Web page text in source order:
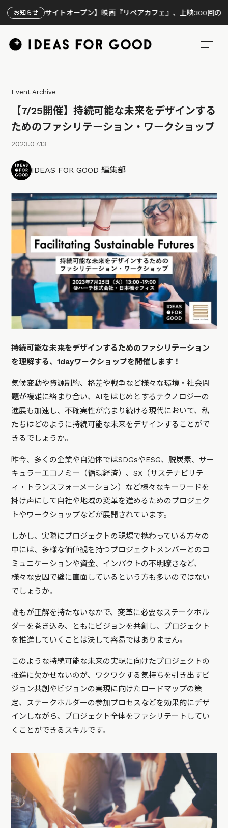
お知らせ
設サイトオープン】映画『リペアカフェ』、上映300回の先で見えて
Event Archive
【7/25開催】持続可能な未来をデザインする
ためのファシリテーション・ワークショップ
2023.07.13
IDEAS FOR GOOD 編集部
持続可能な未来をデザインするためのファシリテーション
を理解する、1dayワークショップを開催します！
気候変動や資源制約、格差や戦争など様々な環境・社会問
題が複雑に絡まり合い、AIをはじめとするテクノロジーの
進展も加速し、不確実性が高まり続ける現代において、私
たちはどのように持続可能な未来をデザインすることがで
きるでしょうか。
昨今、多くの企業や自治体ではSDGsやESG、脱炭素、サー
キュラーエコノミー（循環経済）、SX（サステナビリテ
ィ・トランスフォーメーション）など様々なキーワードを
掛け声にして自社や地域の変革を進めるためのプロジェク
トやワークショップなどが展開されています。
しかし、実際にプロジェクトの現場で携わっている方々の
中には、多様な価値観を持つプロジェクトメンバーとのコ
ミュニケーションや資金、インパクトの不明瞭さなど、
様々な要因で壁に直面しているという方も多いのではない
でしょうか。
誰もが正解を持たないなかで、変革に必要なステークホル
ダーを巻き込み、ともにビジョンを共創し、プロジェクト
を推進していくことは決して容易ではありません。
このような持続可能な未来の実現に向けたプロジェクトの
推進に欠かせないのが、ワクワクする気持ちを引き出すビ
ジョン共創やビジョンの実現に向けたロードマップの策
定、ステークホルダーの参加プロセスなどを効果的にデザ
インしながら、プロジェクト全体をファシリテートしてい
くことができるスキルです。